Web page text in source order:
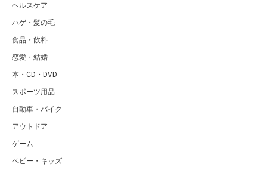
ヘルスケア
ハゲ・髪の毛
食品・飲料
恋愛・結婚
本・CD・DVD
スポーツ用品
自動車・バイク
アウトドア
ゲーム
ベビー・キッズ